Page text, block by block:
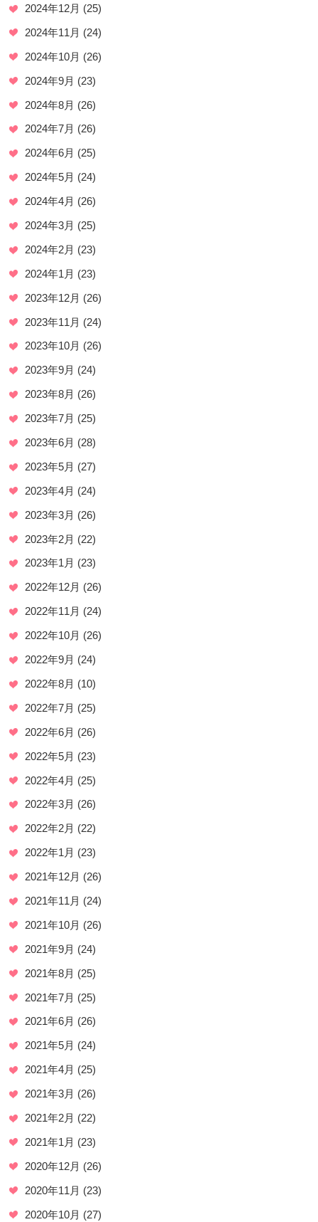
2024年12月 (25)
2024年11月 (24)
2024年10月 (26)
2024年9月 (23)
2024年8月 (26)
2024年7月 (26)
2024年6月 (25)
2024年5月 (24)
2024年4月 (26)
2024年3月 (25)
2024年2月 (23)
2024年1月 (23)
2023年12月 (26)
2023年11月 (24)
2023年10月 (26)
2023年9月 (24)
2023年8月 (26)
2023年7月 (25)
2023年6月 (28)
2023年5月 (27)
2023年4月 (24)
2023年3月 (26)
2023年2月 (22)
2023年1月 (23)
2022年12月 (26)
2022年11月 (24)
2022年10月 (26)
2022年9月 (24)
2022年8月 (10)
2022年7月 (25)
2022年6月 (26)
2022年5月 (23)
2022年4月 (25)
2022年3月 (26)
2022年2月 (22)
2022年1月 (23)
2021年12月 (26)
2021年11月 (24)
2021年10月 (26)
2021年9月 (24)
2021年8月 (25)
2021年7月 (25)
2021年6月 (26)
2021年5月 (24)
2021年4月 (25)
2021年3月 (26)
2021年2月 (22)
2021年1月 (23)
2020年12月 (26)
2020年11月 (23)
2020年10月 (27)